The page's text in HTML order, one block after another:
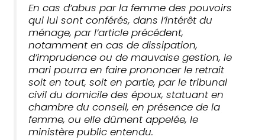
En cas d’abus par la femme des pouvoirs
qui lui sont conférés, dans l’intérêt du
ménage, par l’article précédent,
notamment en cas de dissipation,
d’imprudence ou de mauvaise gestion, le
mari pourra en faire prononcer le retrait
soit en tout, soit en partie, par le tribunal
civil du domicile des époux, statuant en
chambre du conseil, en présence de la
femme, ou elle dûment appelée, le
ministère public entendu.